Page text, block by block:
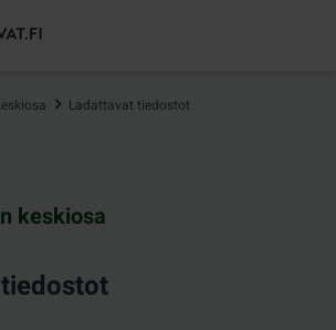
Ladattavat tiedostot
keskiosa